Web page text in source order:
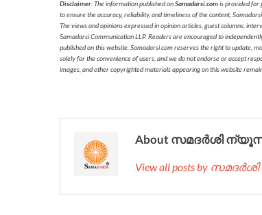
Disclaimer: The information published onSamadarsi.comis provided for
to ensure the accuracy, reliability, and timeliness of the content,
The views and opinions expressed in opinion articles, guest columns,
Samadarsi Communication LLP. Readers are encouraged to
published on this website. Samadarsi.com reserves the right to update,
solely for the convenience of users, and we do not endorse or accept
images, and other copyrighted materials appearing on this website
About സമദർശി
View all posts by